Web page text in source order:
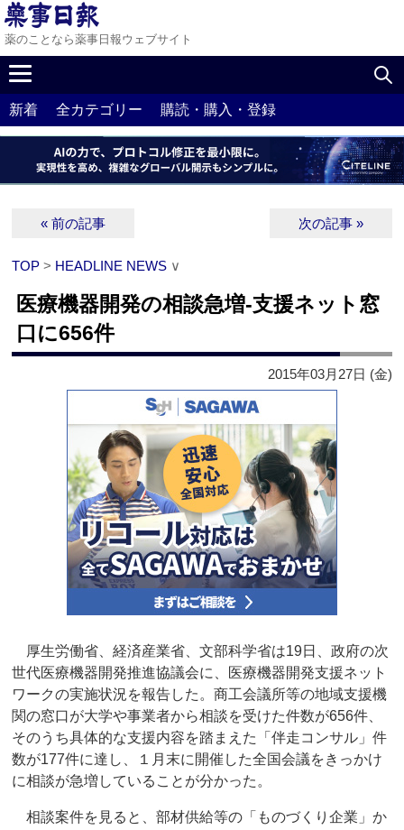
薬のことなら薬事日報ウェブサイト
新着 全カテゴリー 購読・購入・登録
« 前の記事 次の記事 »
TOP > HEADLINE NEWS ∨
医療機器開発の相談急増‐支援ネット窓
口に656件
2015年03月27日 (金)
厚生労働省、経済産業省、文部科学省は19日、政府の次
世代医療機器開発推進協議会に、医療機器開発支援ネット
ワークの実施状況を報告した。商工会議所等の地域支援機
関の窓口が大学や事業者から相談を受けた件数が656件、
そのうち具体的な支援内容を踏まえた「伴走コンサル」件
数が177件に達し、１月末に開催した全国会議をきっかけ
に相談が急増していることが分かった。
相談案件を見ると、部材供給等の「ものづくり企業」か